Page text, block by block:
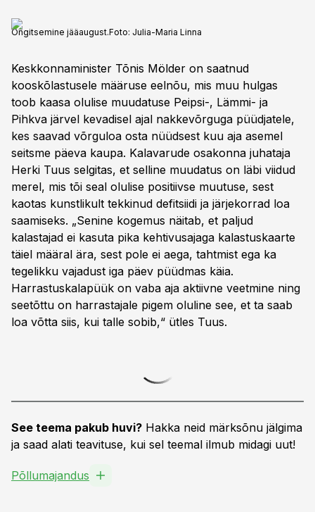
Õngitsemine jääaugust.Foto: Julia-Maria Linna
Keskkonnaminister Tõnis Mölder on saatnud
kooskõlastusele määruse eelnõu, mis muu hulgas
toob kaasa olulise muudatuse Peipsi-, Lämmi- ja
Pihkva järvel kevadisel ajal nakkevõrguga püüdjatele,
kes saavad võrguloa osta nüüdsest kuu aja asemel
seitsme päeva kaupa. Kalavarude osakonna juhataja
Herki Tuus selgitas, et selline muudatus on läbi viidud
merel, mis tõi seal olulise positiivse muutuse, sest
kaotas kunstlikult tekkinud defitsiidi ja järjekorrad loa
saamiseks. „Senine kogemus näitab, et paljud
kalastajad ei kasuta pika kehtivusajaga kalastuskaarte
täiel määral ära, sest pole ei aega, tahtmist ega ka
tegelikku vajadust iga päev püüdmas käia.
Harrastuskalapüük on vaba aja aktiivne veetmine ning
seetõttu on harrastajale pigem oluline see, et ta saab
loa võtta siis, kui talle sobib,“ ütles Tuus.
See teema pakub huvi? Hakka neid märksõnu jälgima
ja saad alati teavituse, kui sel teemal ilmub midagi uut!
Põllumajandus